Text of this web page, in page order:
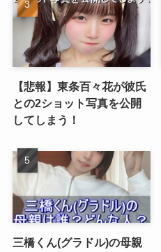
【悲報】東条百々花が彼氏
との2ショット写真を公開
してしまう！
三橋くん(グラドル)の母親